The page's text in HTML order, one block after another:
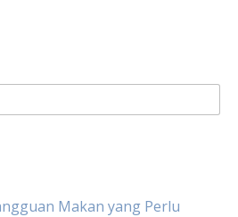
Makan yang Perlu